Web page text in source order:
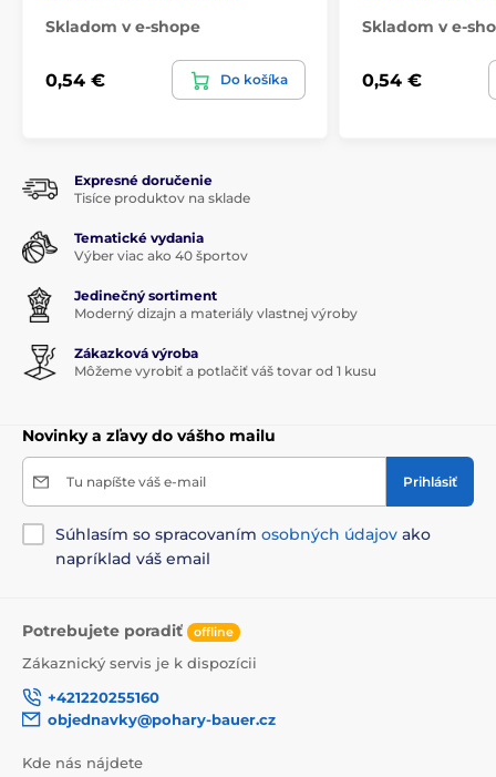
Skladom v e-shope
0,54 € Do košíka
Skladom v e-
0,54 €
Expresné doručenie
Tisíce produktov na sklade
Tematické vydania
Výber viac ako 40 športov
Jedinečný sortiment
Moderný dizajn a materiály vlastnej výroby
Zákazková výroba
Môžeme vyrobiť a potlačiť váš tovar od 1 kusu
Novinky a zľavy do vášho mailu
Tu napíšte váš e-mail Prihlásiť
Súhlasím so spracovaním osobných údajov ako
napríklad váš email
Potrebujete poradiť offline
Zákaznický servis je k dispozícii
+421220255160
objednavky@pohary-bauer.cz
Kde nás nájdete